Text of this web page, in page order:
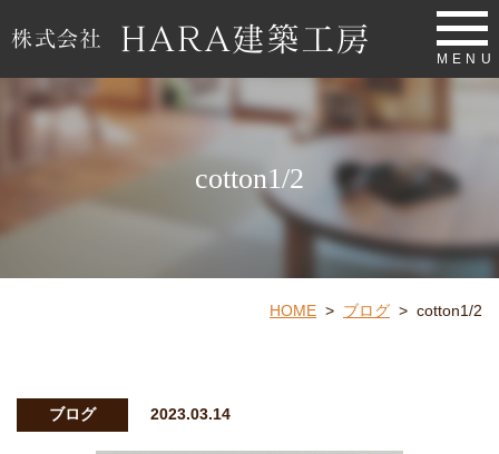
MENU
cotton1/2
HOME > ブログ > cotton1/2
ブログ 2023.03.14